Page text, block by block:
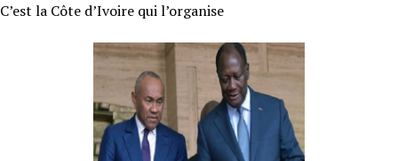
C’est la Côte d’Ivoire qui l’organise